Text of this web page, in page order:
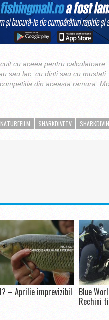
cu aceea pentru calculatoare.
sau lac, cu dinti sau cu
din aceasta ramura.
NATUREFILM SHARKDIVETV
– Aprilie imprevizibil Blue
Rechini